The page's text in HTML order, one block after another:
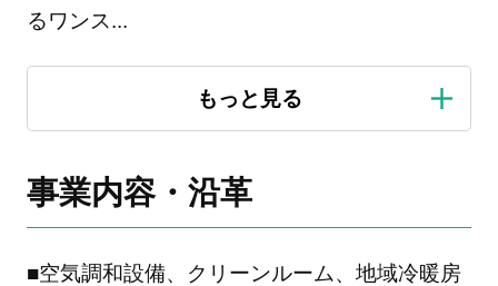
るワンス...
事業内容・沿革
■空気調和設備、クリーンルーム、地域冷暖房